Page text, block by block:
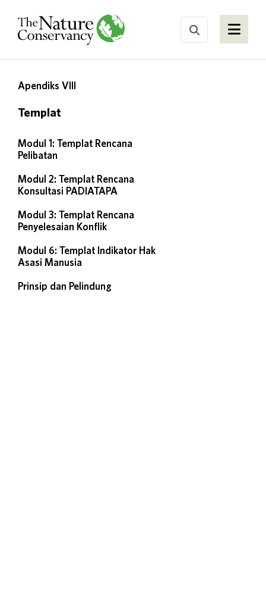
Apendiks VIII
Templat
Modul 1: Templat Rencana
Pelibatan
Modul 2: Templat Rencana
Konsultasi PADIATAPA
Modul 3: Templat Rencana
Penyelesaian Konflik
Modul 6: Templat Indikator Hak
Asasi Manusia
Prinsip dan Pelindung